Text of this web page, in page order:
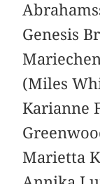
Genesis
(Miles
Karianne
Marietta